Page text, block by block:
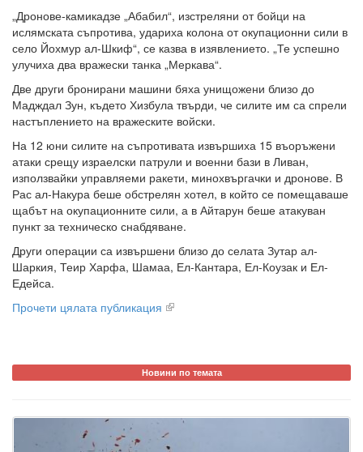
„Дронове-камикадзе „Абабил“, изстреляни от бойци на
ислямската съпротива, удариха колона от окупационни сили в
село Йохмур ал-Шкиф“, се казва в изявлението. „Те успешно
улучиха два вражески танка „Меркава“.
Две други бронирани машини бяха унищожени близо до
Мадждал Зун, където Хизбула твърди, че силите им са спрели
настъплението на вражеските войски.
На 12 юни силите на съпротивата извършиха 15 въоръжени
атаки срещу израелски патрули и военни бази в Ливан,
използвайки управляеми ракети, минохвъргачки и дронове. В
Рас ал-Накура беше обстрелян хотел, в който се помещаваше
щабът на окупационните сили, а в Айтарун беше атакуван
пункт за техническо снабдяване.
Други операции са извършени близо до селата Зутар ал-
Шаркия, Теир Харфа, Шамаа, Ел-Кантара, Ел-Коузак и Ел-
Едейса.
Прочети цялата публикация
Новини по темата